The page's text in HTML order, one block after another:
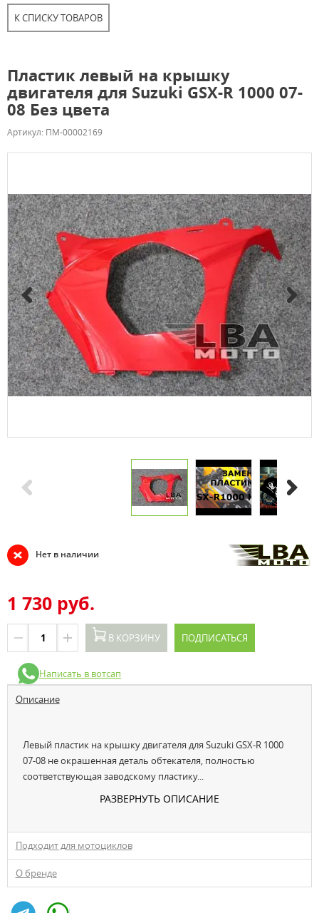
К СПИСКУ ТОВАРОВ
Пластик левый на крышку
двигателя для Suzuki GSX-R 1000 07-
08 Без цвета
Артикул: ПМ-00002169
Нет в наличии
1 730 руб.
В КОРЗИНУ ПОДПИСАТЬСЯ
Написать в вотсап
Описание
Левый пластик на крышку двигателя для Suzuki GSX-R 1000
07-08 не окрашенная деталь обтекателя, полностью
соответствующая заводскому пластику...
РАЗВЕРНУТЬ ОПИСАНИЕ
Подходит для мотоциклов
О бренде